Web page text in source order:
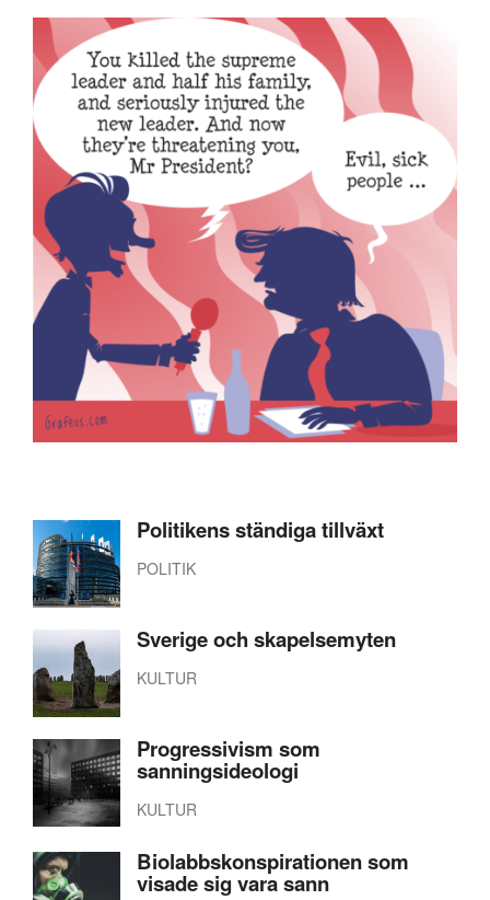
Politikens ständiga tillväxt
POLITIK
Sverige och skapelsemyten
KULTUR
Progressivism som
sanningsideologi
KULTUR
Biolabbskonspirationen som
visade sig vara sann